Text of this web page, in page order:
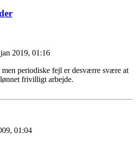
2019, 01:16
men periodiske fejl er desværre svære at
frivilligt arbejde.
01:04